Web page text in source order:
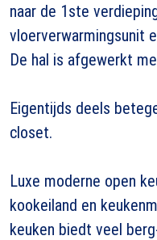
naar de 1ste
vloerverwarmingsunit
De hal is afgewerkt
Eigentijds deels
closet.
Luxe moderne open
kookeiland en
keuken biedt veel